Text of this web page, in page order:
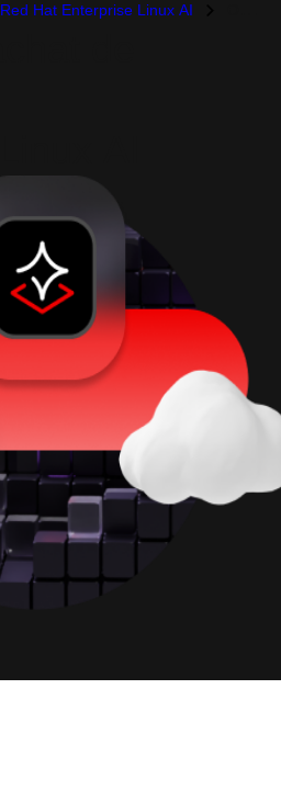
Red Hat Enterprise Linux AI